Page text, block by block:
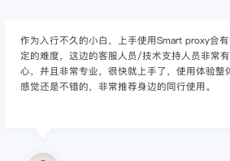
作为入行不久的小白，上手使用Smart proxy会
定的难度，这边的客服人员/技术支持人员非常
心，并且非常专业，很快就上手了，使用体验整
感觉还是不错的，非常推荐身边的同行使用。